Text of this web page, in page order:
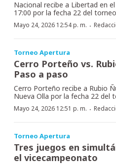
Nacional recibe a Libertad en
17:00 por la fecha 22 del
Mayo 24, 2026 12:54 p. m. ·
Torneo Apertura
Cerro Porteño vs.
Paso a paso
Cerro Porteño recibe a Rubio
Nueva Olla por la fecha 22 del
Mayo 24, 2026 12:51 p. m. ·
Torneo Apertura
Tres juegos en
el vicecampeonato